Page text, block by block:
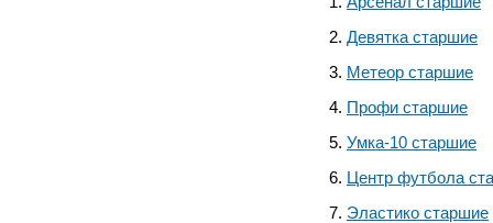
Девятка старшие
Метеор старшие
Профи старшие
Умка-10 старшие
Центр футбола
Эластико старшие